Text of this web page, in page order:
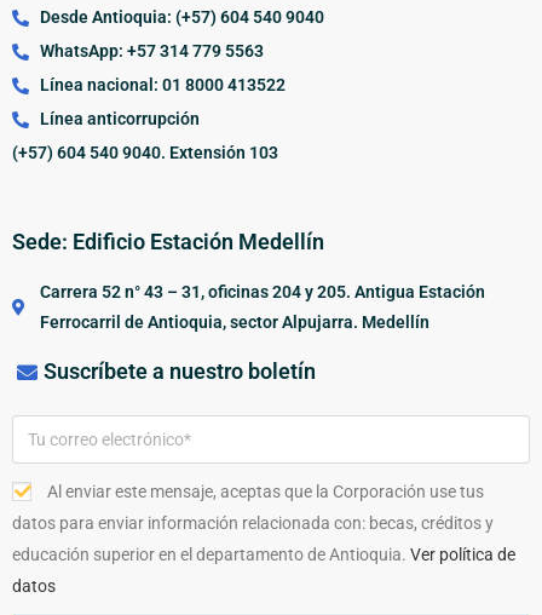
Desde Antioquia: (+57) 604 540 9040
WhatsApp: +57 314 779 5563
Línea nacional: 01 8000 413522
Línea anticorrupción
(+57) 604 540 9040. Extensión 103
Sede: Edificio Estación Medellín
Carrera 52 n° 43 – 31, oficinas 204 y 205. Antigua Estación
Ferrocarril de Antioquia, sector Alpujarra. Medellín
Suscríbete a nuestro boletín
Al enviar este mensaje, aceptas que la Corporación use tus
datos para enviar información relacionada con: becas, créditos y
educación superior en el departamento de Antioquia. Ver política de
datos